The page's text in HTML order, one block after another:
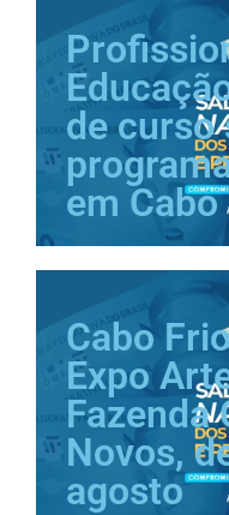
de curso
em
Cabo
Expo
Fazenda
Novos,
agosto